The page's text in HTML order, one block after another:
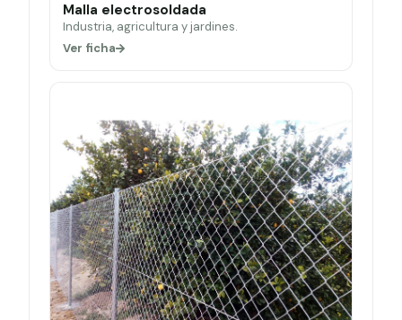
Malla electrosoldada
Industria, agricultura y jardines.
Ver ficha